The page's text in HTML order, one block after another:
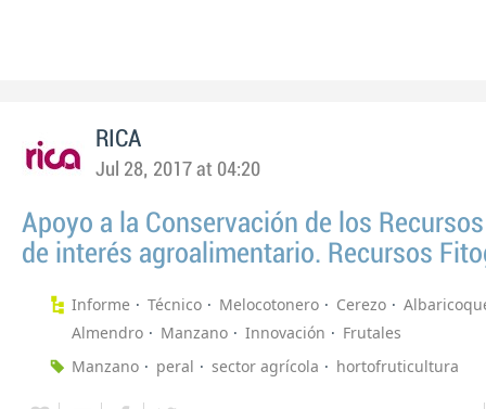
RICA
Jul 28, 2017 at 04:20
Apoyo a la Conservación de los
de interés agroalimentario. Recursos
Informe Técnico Melocotonero Cerezo
Almendro
Manzano Innovación
Frutales
Manzano
peral sector agrícola hortofruticultura